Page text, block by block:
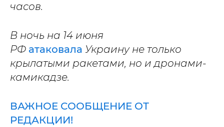
часов.
В ночь на 14 июня
РФ атаковала Украину не только
крылатыми ракетами, но и дронами-
камикадзе.
ВАЖНОЕ СООБЩЕНИЕ ОТ
РЕДАКЦИИ!